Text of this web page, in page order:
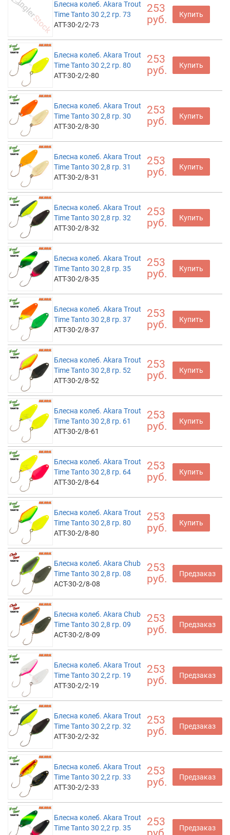
Блесна колеб. Akara Trout
Time Tanto 30 2,2 гр. 73
ATT-30-2/2-73
253
руб.
Купить
Блесна колеб. Akara Trout
Time Tanto 30 2,2 гр. 80
ATT-30-2/2-80
253
руб.
Купить
Блесна колеб. Akara Trout
Time Tanto 30 2,8 гр. 30
ATT-30-2/8-30
253
руб.
Купить
Блесна колеб. Akara Trout
Time Tanto 30 2,8 гр. 31
ATT-30-2/8-31
253
руб.
Купить
Блесна колеб. Akara Trout
Time Tanto 30 2,8 гр. 32
ATT-30-2/8-32
253
руб.
Купить
Блесна колеб. Akara Trout
Time Tanto 30 2,8 гр. 35
ATT-30-2/8-35
253
руб.
Купить
Блесна колеб. Akara Trout
Time Tanto 30 2,8 гр. 37
ATT-30-2/8-37
253
руб.
Купить
Блесна колеб. Akara Trout
Time Tanto 30 2,8 гр. 52
ATT-30-2/8-52
253
руб.
Купить
Блесна колеб. Akara Trout
Time Tanto 30 2,8 гр. 61
ATT-30-2/8-61
253
руб.
Купить
Блесна колеб. Akara Trout
Time Tanto 30 2,8 гр. 64
ATT-30-2/8-64
253
руб.
Купить
Блесна колеб. Akara Trout
Time Tanto 30 2,8 гр. 80
ATT-30-2/8-80
253
руб.
Купить
Блесна колеб. Akara Chub
Time Tanto 30 2,8 гр. 08
ACT-30-2/8-08
253
руб.
Предзаказ
Блесна колеб. Akara Chub
Time Tanto 30 2,8 гр. 09
ACT-30-2/8-09
253
руб.
Предзаказ
Блесна колеб. Akara Trout
Time Tanto 30 2,2 гр. 19
ATT-30-2/2-19
253
руб.
Предзаказ
Блесна колеб. Akara Trout
Time Tanto 30 2,2 гр. 32
ATT-30-2/2-32
253
руб.
Предзаказ
Блесна колеб. Akara Trout
Time Tanto 30 2,2 гр. 33
ATT-30-2/2-33
253
руб.
Предзаказ
Блесна колеб. Akara Trout
Time Tanto 30 2,2 гр. 35
253
Предзаказ